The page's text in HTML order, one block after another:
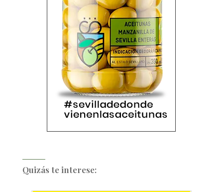
Quizás te interese: